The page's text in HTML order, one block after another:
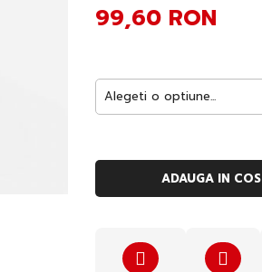
99,60 RON
ADAUGA IN COS